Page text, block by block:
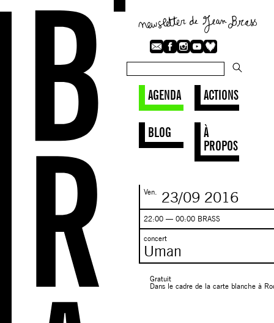
AGENDA ACTIONS
BLOG
À
PROPOS
Ven. 23/092016
22:00 — 00:00 BRASS
concert
Uman
Gratuit
Dans le cadre de la carte blanche à